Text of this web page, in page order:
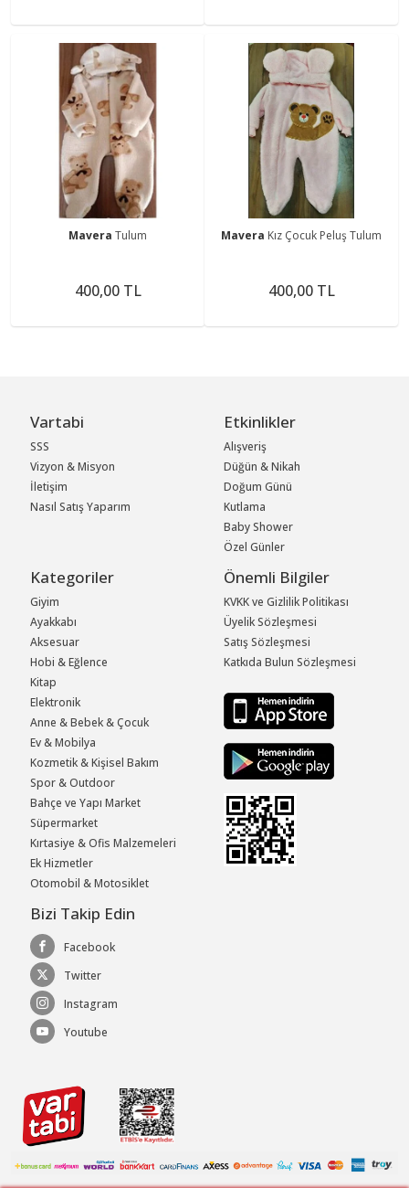
Mavera Tulum
400,00 TL
Mavera Kız Çocuk Peluş Tulum
400,00 TL
Vartabi
SSS
Vizyon & Misyon
İletişim
Nasıl Satış Yaparım
Etkinlikler
Alışveriş
Düğün & Nikah
Doğum Günü
Kutlama
Baby Shower
Özel Günler
Kategoriler
Giyim
Ayakkabı
Aksesuar
Hobi & Eğlence
Kitap
Elektronik
Anne & Bebek & Çocuk
Ev & Mobilya
Kozmetik & Kişisel Bakım
Spor & Outdoor
Bahçe ve Yapı Market
Süpermarket
Kırtasiye & Ofis Malzemeleri
Ek Hizmetler
Otomobil & Motosiklet
Önemli Bilgiler
KVKK ve Gizlilik Politikası
Üyelik Sözleşmesi
Satış Sözleşmesi
Katkıda Bulun Sözleşmesi
Bizi Takip Edin
Facebook
Twitter
Instagram
Youtube